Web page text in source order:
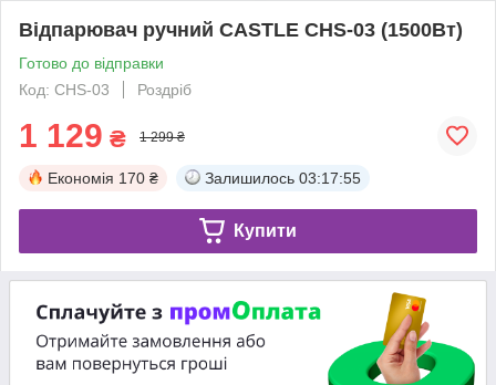
Відпарювач ручний CASTLE CHS-03 (1500Вт)
Готово до відправки
Код: CHS-03
Роздріб
1 129 ₴ 1 299 ₴
Економія 170 ₴ Залишилось 03:17:55
Купити